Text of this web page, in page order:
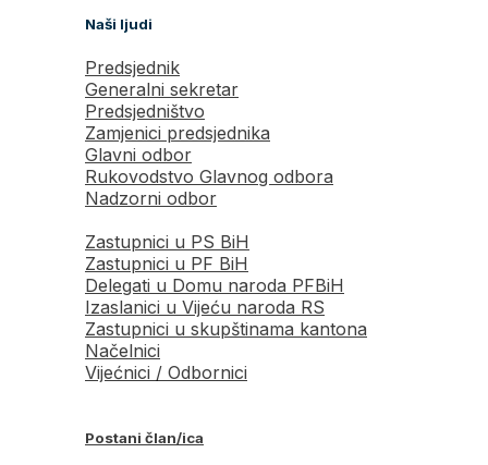
Naši ljudi
Predsjednik
Generalni sekretar
Predsjedništvo
Zamjenici predsjednika
Glavni odbor
Rukovodstvo Glavnog odbora
Nadzorni odbor
Zastupnici u PS BiH
Zastupnici u PF BiH
Delegati u Domu naroda PFBiH
Izaslanici u Vijeću naroda RS
Zastupnici u skupštinama kantona
Načelnici
Vijećnici / Odbornici
Postani član/ica